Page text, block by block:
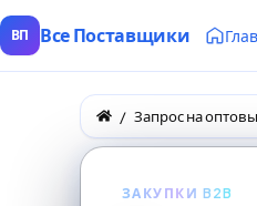
ВП Все Поставщики
Запрос на
ЗАКУПКИ B2B